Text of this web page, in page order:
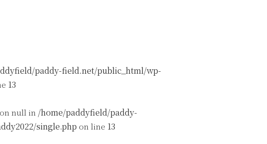
paddy-field.net/public_html/wp-
13
null in /home/paddyfield/paddy-
single.php on line 13